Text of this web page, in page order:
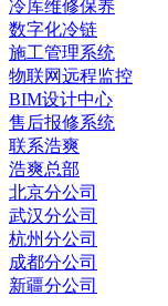
冷库维修保养
数字化冷链
施工管理系统
物联网远程监控
BIM设计中心
售后报修系统
联系浩爽
浩爽总部
北京分公司
武汉分公司
杭州分公司
成都分公司
新疆分公司